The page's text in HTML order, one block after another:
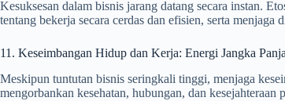
Kesuksesan dalam bisnis jarang datang secara instan.
tentang bekerja secara cerdas dan efisien, serta
11. Keseimbangan Hidup dan Kerja: Energi Jangka
Meskipun tuntutan bisnis seringkali tinggi, menjaga
mengorbankan kesehatan, hubungan, dan